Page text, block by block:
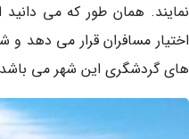
نمایند. همان طور که می
اختیار مسافران قرار می دهد
های گردشگری این شهر می